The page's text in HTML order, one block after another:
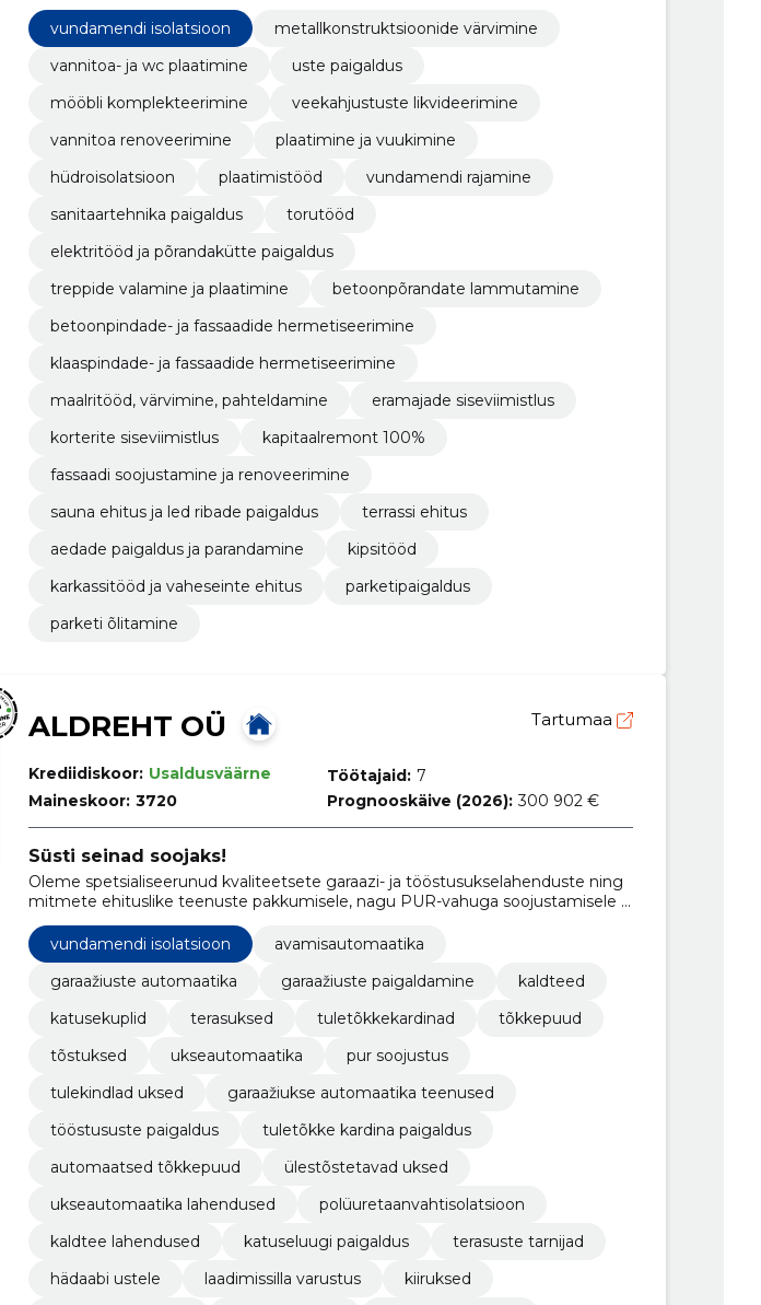
tipptasemel töö ja klientide rahulolu.
vundamendi isolatsioon
metallkonstruktsioonide värvimine
vannitoa- ja wc plaatimine
uste paigaldus
mööbli komplekteerimine
veekahjustuste likvideerimine
vannitoa renoveerimine
plaatimine ja vuukimine
hüdroisolatsioon
plaatimistööd
vundamendi rajamine
sanitaartehnika paigaldus
torutööd
elektritööd ja põrandakütte paigaldus
treppide valamine ja plaatimine
betoonpõrandate lammutamine
betoonpindade- ja fassaadide hermetiseerimine
klaaspindade- ja fassaadide hermetiseerimine
maalritööd, värvimine, pahteldamine
eramajade siseviimistlus
korterite siseviimistlus
kapitaalremont 100%
fassaadi soojustamine ja renoveerimine
sauna ehitus ja led ribade paigaldus
terrassi ehitus
aedade paigaldus ja parandamine
kipsitööd
karkassitööd ja vaheseinte ehitus
parketipaigaldus
parketi õlitamine
ALDREHT OÜ Tartumaa
Krediidiskoor: Usaldusväärne
Maineskoor: 3720
Töötajaid: 7
Prognooskäive (2026): 300 902 €
Süsti seinad soojaks!
Oleme spetsialiseerunud kvaliteetsete garaazi- ja tööstusukselahenduste ning
mitmete ehituslike teenuste pakkumisele, nagu PUR-vahuga soojustamisele ja
üldehitustöödele.
vundamendi isolatsioon
avamisautomaatika
garaažiuste automaatika
garaažiuste paigaldamine
kaldteed
katusekuplid
terasuksed tuletõkkekardinad
tõkkepuud
tõstuksed
ukseautomaatika
pur soojustus
tulekindlad uksed
garaažiukse automaatika teenused
tööstususte paigaldus
tuletõkke kardina paigaldus
automaatsed tõkkepuud
ülestõstetavad uksed
ukseautomaatika lahendused
polüuretaanvahtisolatsioon
kaldtee lahendused
katuseluugi paigaldus
terasuste tarnijad
hädaabi ustele
laadimissilla varustus
kiiruksed